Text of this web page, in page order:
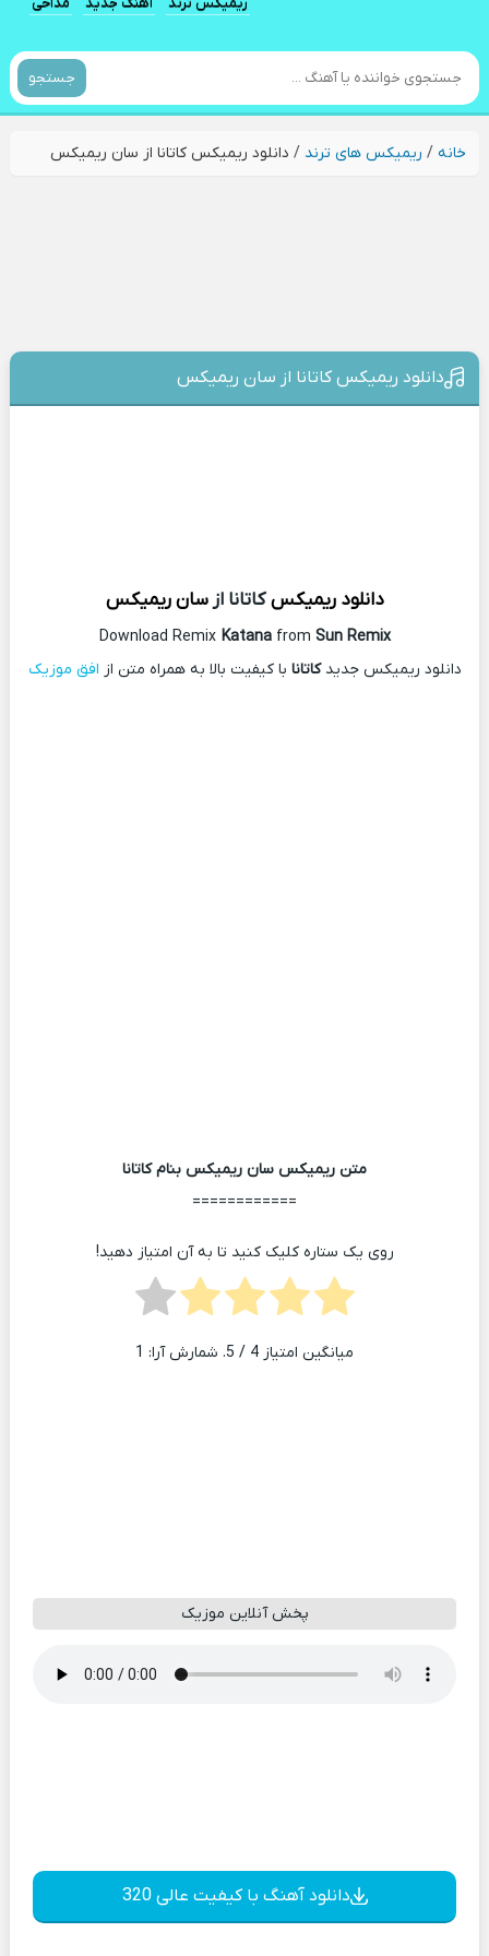
جستجو
خانه/ ریمیکس های ترند / دانلود ریمیکس کاتانا از سان ریمیکس
دانلود ریمیکس کاتانا از سان ریمیکس
دانلود ریمیکس کاتانا ازسان ریمیکس
Download Remix Katanafrom Sun Remix
دانلود ریمیکس جدیدکاتانا با کیفیت بالا به همراه متن از افق موزیک
متن ریمیکس سان ریمیکس بنام کاتانا
============
روی یک ستاره کلیک کنید تا به آن امتیاز دهید!
میانگین امتیاز 4 / 5. شمارش آرا: 1
پخش آنلاین موزیک
دانلود آهنگ با کیفیت عالی 320